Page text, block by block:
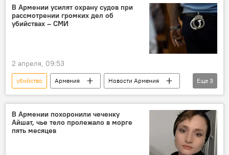
акция
В Армении усилят охрану судов при
рассмотрении громких дел об
убийствах – СМИ
2 апреля, 09:53
убийство Армения
Новости Армения
Общество
суд охрана
Еще 3
В Армении похоронили чеченку
Айшат, чье тело пролежало в морге
пять месяцев